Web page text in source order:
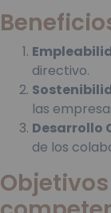
directivo.
las
Desarrollo
de los